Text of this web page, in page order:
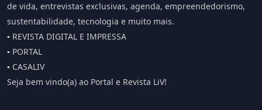
de vida, entrevistas exclusivas, agenda, empreendedorismo,
sustentabilidade, tecnologia e muito mais.
▪️ REVISTA DIGITAL E IMPRESSA
▪️ PORTAL
▪️ CASALIV
Seja bem vindo(a) ao Portal e Revista LiV!